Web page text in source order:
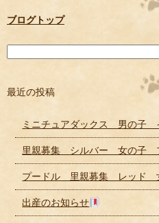
ブログトップ
最近の投稿
ミニチュアダックス 男の子
里親募集 シルバー 女の子
プードル 里親募集 レッド
出産のお知らせ